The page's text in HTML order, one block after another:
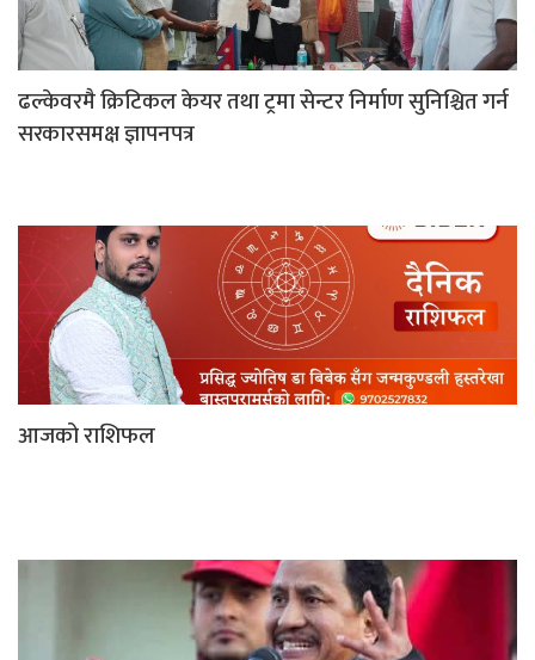
ढल्केवरमै क्रिटिकल केयर तथा ट्रमा सेन्टर निर्माण सुनिश्चित गर्न
सरकारसमक्ष ज्ञापनपत्र
आजको राशिफल